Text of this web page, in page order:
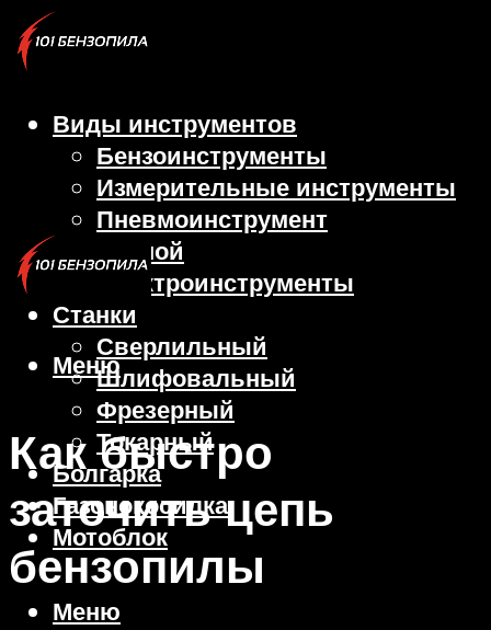
Виды инструментов
Бензоинструменты
Измерительные инструменты
Пневмоинструмент
Ручной
Электроинструменты
Станки
Сверлильный
Шлифовальный
Фрезерный
Токарный
Болгарка
Газонокосилка
Мотоблок
Меню
Меню
Как быстро
заточить цепь
бензопилы